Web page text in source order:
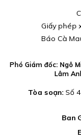
Giấy phép
Báo Cà
Phó Giám đốc: Ngô
Lâm
Tòa soạn:Số
Ban